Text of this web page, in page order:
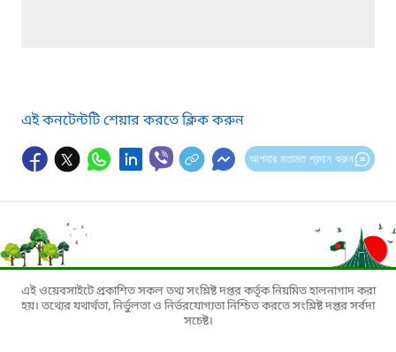
এই কনটেন্টটি শেয়ার করতে ক্লিক করুন
আপনার মতামত প্রদান করুন
এই ওয়েবসাইটে প্রকাশিত সকল তথ্য সংশ্লিষ্ট দপ্তর কর্তৃক নিয়মিত হালনাগাদ করা
হয়। তথ্যের যথার্থতা, নির্ভুলতা ও নির্ভরযোগ্যতা নিশ্চিত করতে সংশ্লিষ্ট দপ্তর সর্বদা
সচেষ্ট।